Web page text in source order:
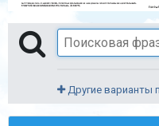
Другие варианты